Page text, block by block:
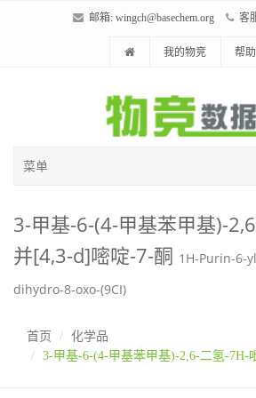
邮箱: wingch@basechem.org 客
我的物竞 帮
菜单
3-甲基-6-(4-甲基苯甲基)-
并[4,3-d]嘧啶-7-酮 1H-Purin-6-
dihydro-8-oxo-(9CI)
首页
化学品
3-甲基-6-(4-甲基苯甲基)-2,6-二氢-7H-